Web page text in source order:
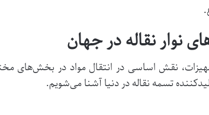
نقش اساسی در انتقال مواد در بخش‌های
تسمه نقاله در دنیا آشنا می‌شویم.